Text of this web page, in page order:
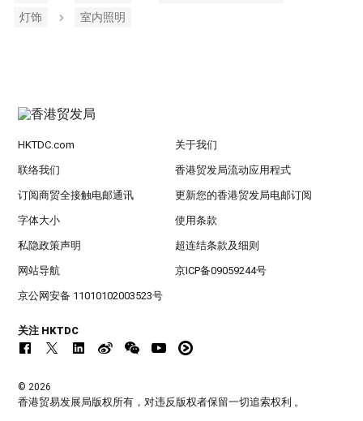
灯饰
室内照明
HKTDC.com 关于我们
联络我们 香港贸发局流动应用程式
订阅商贸全接触电邮通讯 更新您的香港贸发局电邮订阅
字体大小 使用条款
私隐政策声明 超连结条款及细则
网站导航 京ICP备09059244号
京公网安备 11010102003523号
关注 HKTDC
© 2026
香港贸易发展局版权所有，对违反版权者保留一切追索权利 。